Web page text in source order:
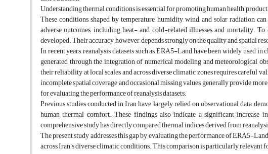
Understanding thermal conditions is essential for promoting human health,
These conditions, shaped by temperature, humidity, wind, and solar radiation,
adverse outcomes, including heat- and cold-related illnesses and mortality.
developed. Their accuracy, however, depends strongly on the quality and spatial
In recent years, reanalysis datasets such as ERA5-Land have been widely used
generated through the integration of numerical modeling and meteorological
their reliability at local scales and across diverse climatic zones requires careful
incomplete spatial coverage and occasional missing values, generally provide
for evaluating the performance of reanalysis datasets.
Previous studies conducted in Iran have largely relied on observational data,
human thermal comfort. These findings also indicate a significant increase
comprehensive study has directly compared thermal indices derived from
The present study addresses this gap by evaluating the performance of ERA5-
across Iran’s diverse climatic conditions. This comparison is particularly